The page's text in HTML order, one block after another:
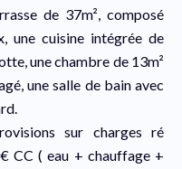
de 37m², composé
une cuisine intégrée de
une chambre de 13m²
une salle de bain avec
sur charges ré
CC ( eau + chauffage +